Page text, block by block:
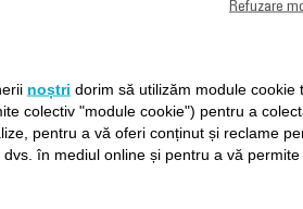
noștri dorim să utilizăm module cookie
colectiv "module cookie") pentru a
pentru a vă oferi conținut și reclame
în mediul online și pentru a vă
Refuzare